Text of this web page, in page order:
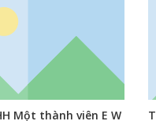
Một thành viên E W